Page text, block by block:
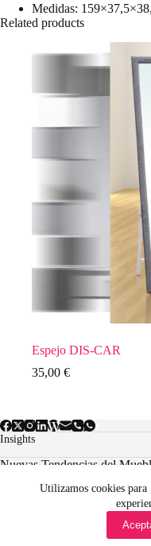
Utilizamos cookies
Medidas:
Related products
Espejo DIS-CAR
35,00 €
Insights
Nuevas Tendencias del